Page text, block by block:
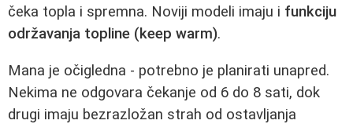
čeka topla i spremna. Noviji modeli imaju i funkciju
održavanja topline (keep warm).
Mana je očigledna - potrebno je planirati unapred.
Nekima ne odgovara čekanje od 6 do 8 sati, dok
drugi imaju bezrazložan strah od ostavljanja